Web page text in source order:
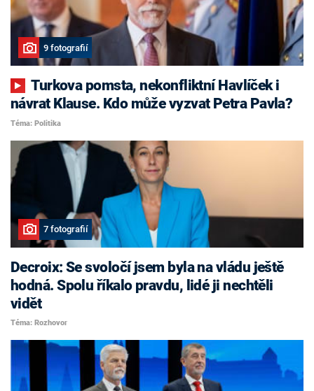
9 fotografií
Turkova pomsta, nekonfliktní Havlíček i
návrat Klause. Kdo může vyzvat Petra Pavla?
Téma: Politika
7 fotografií
Decroix: Se svoločí jsem byla na vládu ještě
hodná. Spolu říkalo pravdu, lidé ji nechtěli
vidět
Téma: Rozhovor